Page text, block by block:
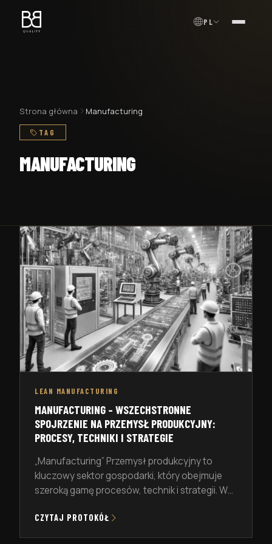
PL MENU
Strona główna Manufacturing
TAG
MANUFACTURING
LEAN MANUFACTURING
MANUFACTURING – WSZECHSTRONNE
SPOJRZENIE NA PRZEMYSŁ PRODUKCYJNY:
PROCESY, TECHNIKI I STRATEGIE
„Manufacturing” Przemysł produkcyjny to
kluczowy sektor gospodarki, który obejmuje
szeroką gamę procesów, technik i strategii. W
aspektów, aby zrozumieć, jak przemysł
CZYTAJ PROTOKÓŁ